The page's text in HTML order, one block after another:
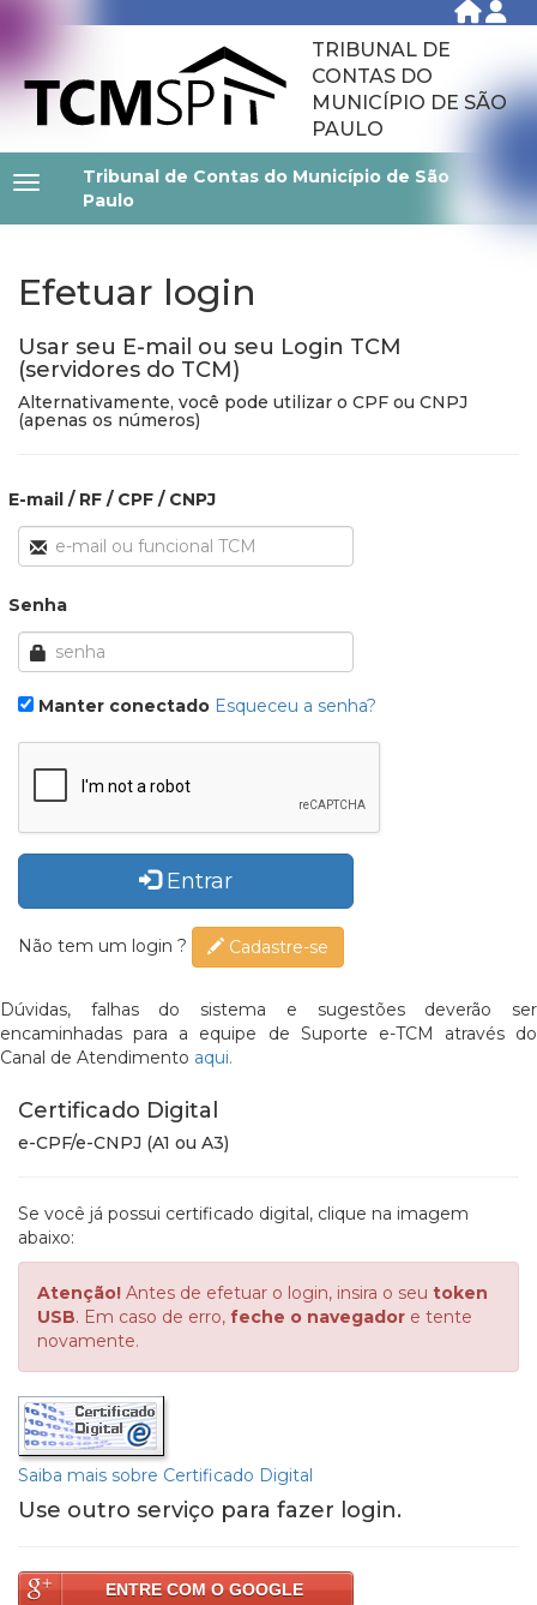
TRIBUNAL DE
CONTAS DO
MUNICÍPIO DE SÃO
PAULO
Tribunal de Contas do Município de São
Paulo
Efetuar login
Usar seu E-mail ou seu Login TCM
(servidores do TCM)
Alternativamente, você pode utilizar o CPF ou CNPJ
(apenas os números)
E-mail / RF / CPF / CNPJ
Senha
Manter conectado Esqueceu a senha?
Entrar
Não tem um login ? Cadastre-se
Dúvidas, falhas do sistema e sugestões deverão ser
encaminhadas para a equipe de Suporte e-TCM através do
Canal de Atendimento aqui.
Certificado Digital
e-CPF/e-CNPJ (A1 ou A3)
Se você já possui certificado digital, clique na imagem
abaixo:
Atenção! Antes de efetuar o login, insira o seu token
USB. Em caso de erro, feche o navegador e tente
novamente.
Saiba mais sobre Certificado Digital
Use outro serviço para fazer login.
ENTRE COM O GOOGLE